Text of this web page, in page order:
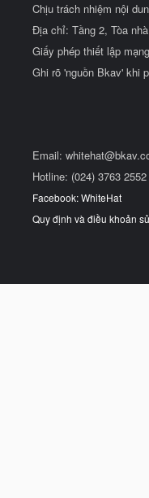
Chịu trách nhiệm nội
Địa chỉ: Tầng 2, Tòa
Giấy phép thiết lập
Ghi rõ 'nguồn Bkav' khi
Email:
Hotline: (024) 3763 2552
Facebook: WhiteHat
Quy định và điều khoản